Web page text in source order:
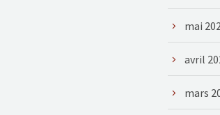
mai
avril
mars